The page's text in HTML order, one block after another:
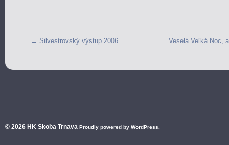
← Silvestrovský výstup 2006 Veselá Veľká Noc,
© 2026 HK Skoba Trnava Proudly powered by WordPress.